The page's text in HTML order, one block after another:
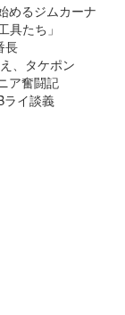
めるジムカーナ
具たち」
長
、タケポン
ア奮闘記
ライ談義